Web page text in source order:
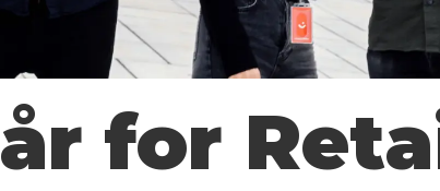
for